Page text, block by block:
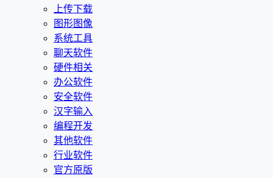
上传下载
图形图像
系统工具
聊天软件
硬件相关
办公软件
安全软件
汉字输入
编程开发
其他软件
行业软件
官方原版